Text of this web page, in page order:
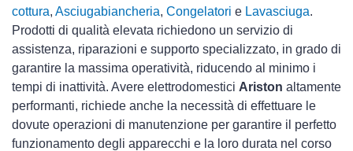
cottura, Asciugabiancheria, Congelatori e Lavasciuga.
Prodotti di qualità elevata richiedono un servizio di
assistenza, riparazioni e supporto specializzato, in grado di
garantire la massima operatività, riducendo al minimo i
tempi di inattività. Avere elettrodomestici Ariston altamente
performanti, richiede anche la necessità di effettuare le
dovute operazioni di manutenzione per garantire il perfetto
funzionamento degli apparecchi e la loro durata nel corso